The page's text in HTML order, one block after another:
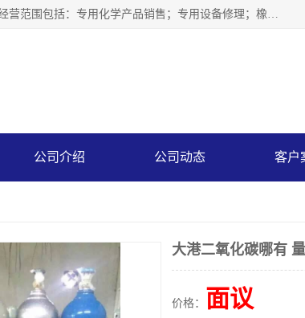
天津永腾气体销售有限公司成立于2020年，注册地位于天津市滨海新区。经营范围包括：专用化学产品销售；专用设备修理；橡胶制品销售；气体压缩机械销售；特种设备销售；仪器仪表销售；机械设备租赁；五金产品批发；食品添加剂销售等，主要供应：氧气、乙炔、氮气、氩气、氢气、氦气、液氨、液氮、一氧化碳、二氧化碳等，各种工业气体，高纯气体，食品级气体。
公司介绍 公司动态 客户
大港二氧化碳哪有
价格： 面议